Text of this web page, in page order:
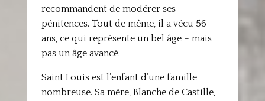
recommandent de modérer ses
pénitences. Tout de même, il a vécu 56
ans, ce qui représente un bel âge – mais
pas un âge avancé.
Saint Louis est l’enfant d’une famille
nombreuse. Sa mère, Blanche de Castille,